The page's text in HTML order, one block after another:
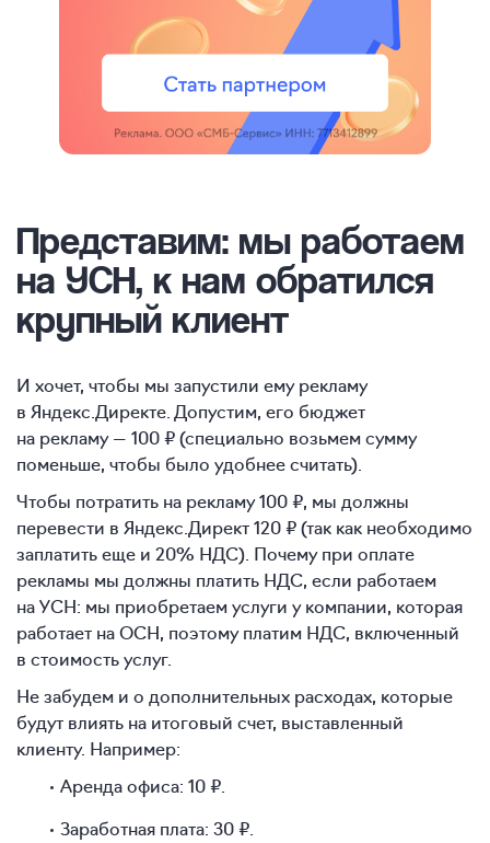
Представим: мы работаем
на УСН, к нам обратился
крупный клиент
И хочет, чтобы мы запустили ему рекламу
в Яндекс.Директе. Допустим, его бюджет
на рекламу — 100 ₽ (специально возьмем сумму
поменьше, чтобы было удобнее считать).
Чтобы потратить на рекламу 100 ₽, мы должны
перевести в Яндекс.Директ 120 ₽ (так как необходимо
заплатить еще и 20% НДС). Почему при оплате
рекламы мы должны платить НДС, если работаем
на УСН: мы приобретаем услуги у компании, которая
работает на ОСН, поэтому платим НДС, включенный
в стоимость услуг.
Не забудем и о дополнительных расходах, которые
будут влиять на итоговый счет, выставленный
клиенту. Например:
Аренда офиса: 10 ₽.
Заработная плата: 30 ₽.